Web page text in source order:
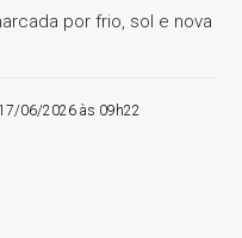
por frio, sol e nova
06/2026 às 09h22